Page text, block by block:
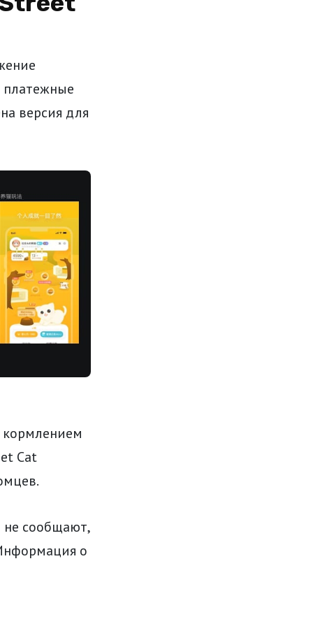
платежные
версия для
кормлением
Cat
не сообщают,
о